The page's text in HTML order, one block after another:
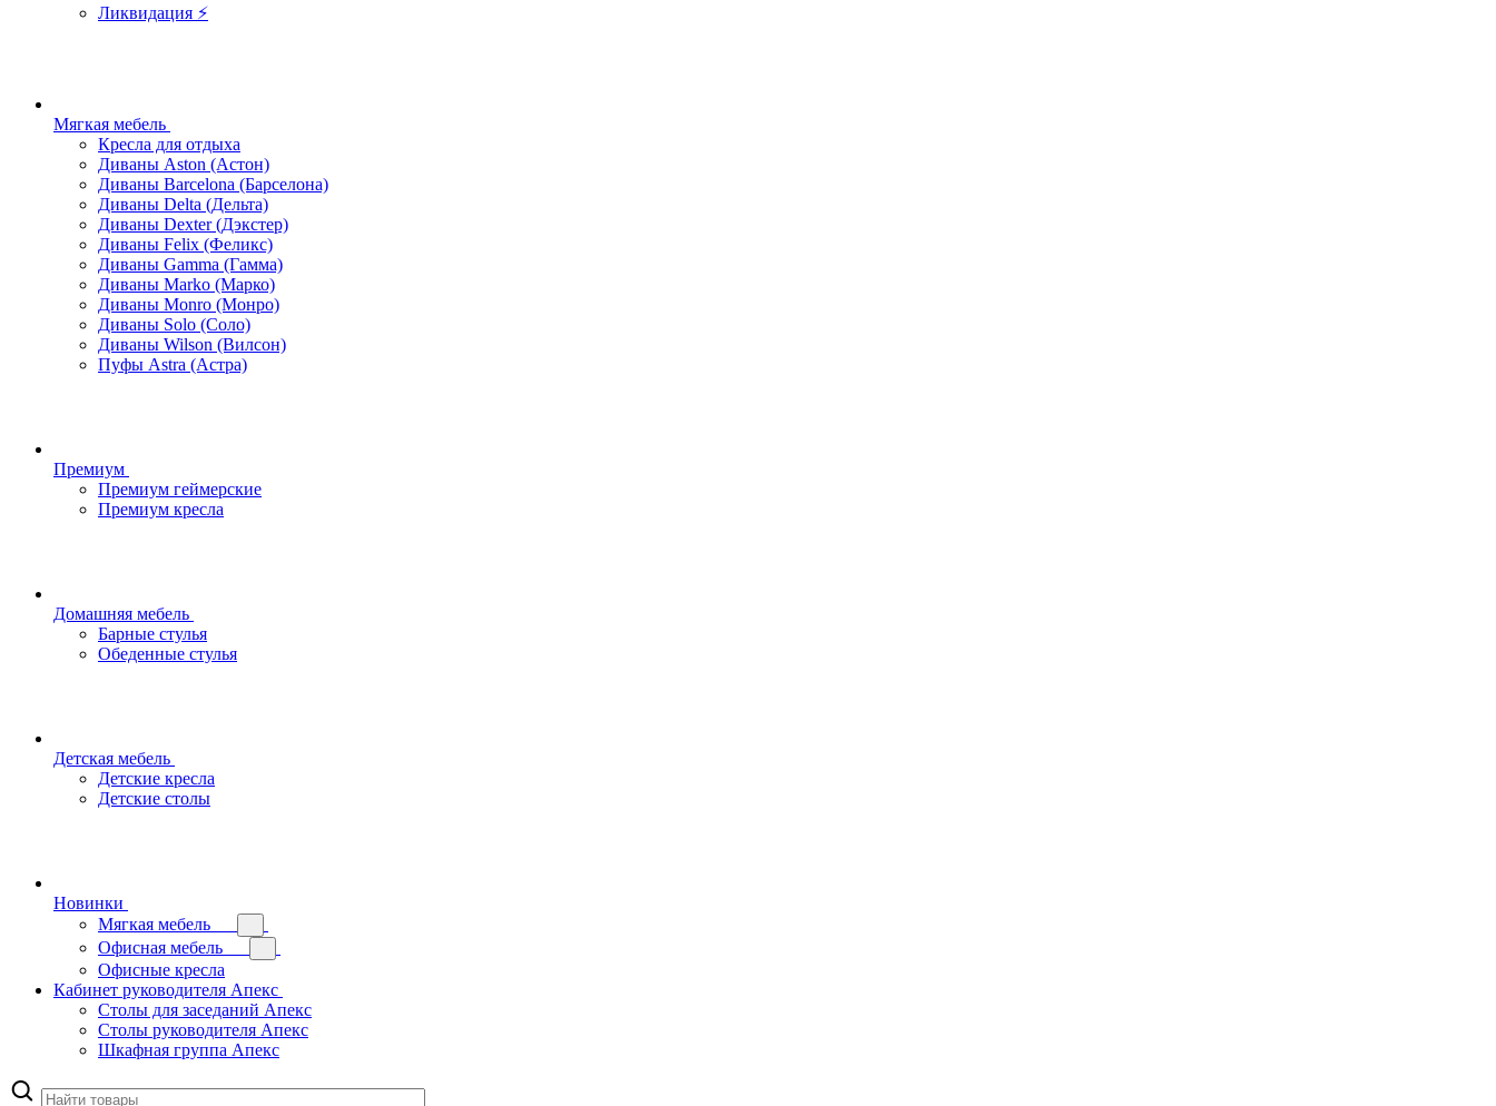
Ликвидация ⚡
Мягкая мебель
Кресла для отдыха
Диваны Aston (Астон)
Диваны Barcelona (Барселона)
Диваны Delta (Дельта)
Диваны Dexter (Дэкстер)
Диваны Felix (Феликс)
Диваны Gamma (Гамма)
Диваны Marko (Марко)
Диваны Monro (Монро)
Диваны Solo (Соло)
Диваны Wilson (Вилсон)
Пуфы Astra (Астра)
Премиум
Премиум геймерские
Премиум кресла
Домашняя мебель
Барные стулья
Обеденные стулья
Детская мебель
Детские кресла
Детские столы
Новинки
Мягкая мебель
Офисная мебель
Офисные кресла
Кабинет руководителя Апекс
Столы для заседаний Апекс
Столы руководителя Апекс
Шкафная группа Апекс